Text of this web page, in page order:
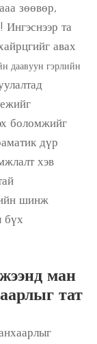
зөөвөр,
та
авах
даавуун гэрлийн
боломжийг
дүр
хэв
шинж
бүх
ман
тат